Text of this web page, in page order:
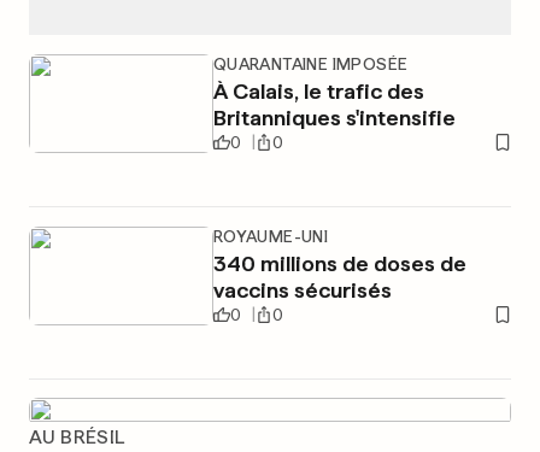
QUARANTAINE IMPOSÉE
À Calais, le trafic des
Britanniques s'intensifie
0 0
ROYAUME-UNI
340 millions de doses de
vaccins sécurisés
0 0
AU BRÉSIL